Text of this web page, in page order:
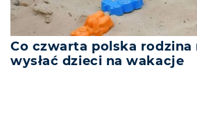
Co czwarta polska rodzina
wysłać dzieci na wakacje